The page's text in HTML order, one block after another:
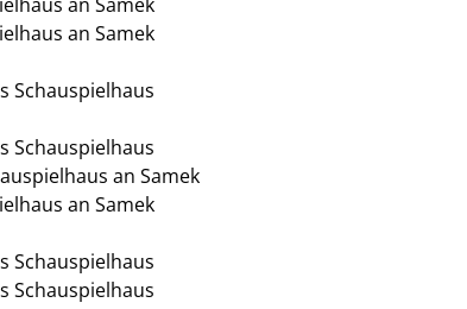
an Samek
Schauspielhaus
Schauspielhaus
an Samek
an Samek
Schauspielhaus
Schauspielhaus